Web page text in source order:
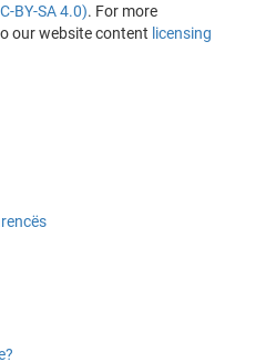
BY-SA 4.0). For more
our website content licensing